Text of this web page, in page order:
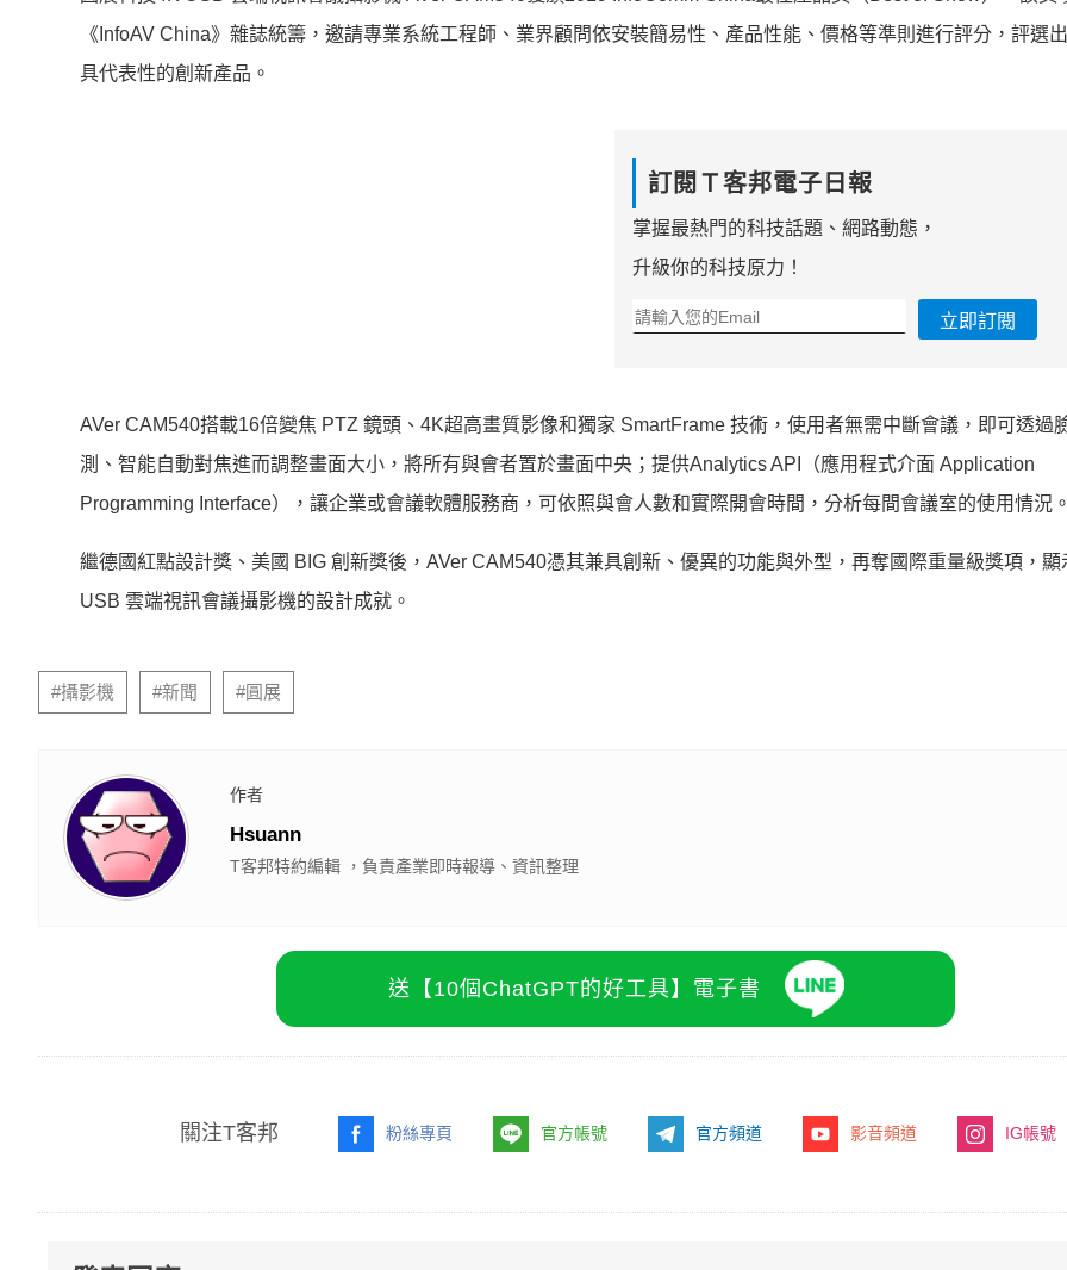
《InfoAV China》雜誌統籌，邀請專業系統工程師、業界顧問依安裝簡易性、產品性能、價格等準則進行評分，評選
具代表性的創新產品。
訂閱Ｔ客邦電子日報
掌握最熱門的科技話題、網路動態，
升級你的科技原力！
立即訂閱
AVer CAM540搭載16倍變焦 PTZ 鏡頭、4K超高畫質影像和獨家 SmartFrame 技術，使用者無需中斷會議， 即可透過
測、智能自動對焦進而調整畫面大小， 將所有與會者置於畫面中央；提供Analytics API（應用程式介面 Application
Programming Interface），讓企業或會議軟體服務商， 可依照與會人數和實際開會時間，分析每間會議室的使用情況。
繼德國紅點設計獎、美國 BIG 創新獎後，AVer CAM540憑其兼具創新、優異的功能與外型， 再奪國際重量級獎項，顯
USB 雲端視訊會議攝影機的設計成就。
#攝影機 #新聞 #圓展
作者
Hsuann
T客邦特約編輯 ，負責產業即時報導、資訊整理
送【10個ChatGPT的好工具】電子書
關注T客邦 粉絲專頁 官方帳號 官方頻道 影音頻道 IG帳號